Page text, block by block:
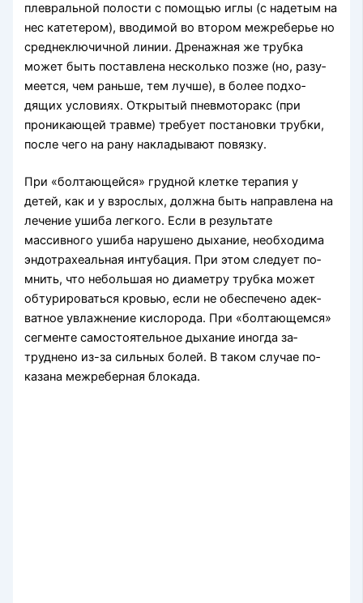
плевральной полости с помощью иглы (с надетым на
нес катетером), вводимой во втором межреберье но
среднеключичной линии. Дренажная же трубка
может быть поставлена несколько позже (но, разу­
меется, чем раньше, тем лучше), в более подхо­
дящих условиях. Открытый пневмоторакс (при
проникающей травме) требует постановки трубки,
после чего на рану накладывают повязку.
При «болтающейся» грудной клетке терапия у
детей, как и у взрослых, должна быть направле­на на
лечение ушиба легкого. Если в результате
массивного ушиба нарушено дыхание, необходима
эндотрахеальная интубация. При этом следует по­
мнить, что небольшая но диаметру трубка может
обтурироваться кровью, если не обеспечено адек­
ватное увлажнение кислорода. При «болтающем­ся»
сегменте самостоятельное дыхание иногда за­
труднено из-за сильных болей. В таком случае по­
казана межреберная блокада.